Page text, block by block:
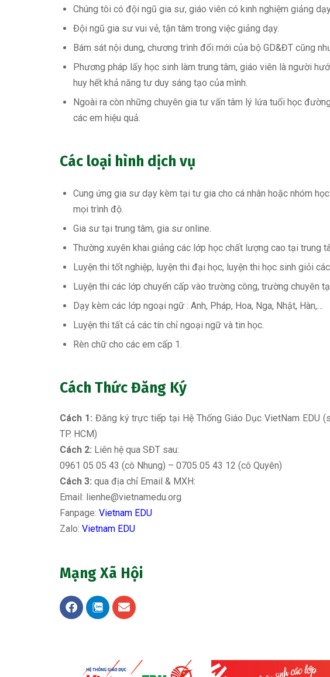
Chúng tôi có đội ngũ gia sư, giáo viên có kinh nghiệm giảng
Đội ngũ gia sư vui vẻ, tận tâm trong việc giảng dạy.
Bám sát nội dung, chương trình đổi mới của bộ GD&ĐT cũng
Phương pháp lấy học sinh làm trung tâm, giáo viên là người
huy hết khả năng tư duy sáng tạo của mình.
Ngoài ra còn những chuyên gia tư vấn tâm lý lứa tuổi học
các em hiệu quả.
Các loại hình dịch vụ
Cung ứng gia sư dạy kèm tại tư gia cho cá nhân hoặc nhóm
mọi trình độ.
Gia sư tại trung tâm, gia sư online.
Thường xuyên khai giảng các lớp học chất lượng cao tại trung
Luyện thi tốt nghiệp, luyện thi đại học, luyện thi học sinh giỏi
Luyện thi các lớp chuyển cấp vào trường công, trường chuyên
Dạy kèm các lớp ngoại ngữ : Anh, Pháp, Hoa, Nga, Nhật, Hàn,…
Luyện thi tất cả các tín chỉ ngoại ngữ và tin học.
Rèn chữ cho các em cấp 1.
Cách Thức Đăng Ký
Cách 1: Đăng ký trực tiếp tại Hệ Thống Giáo Dục VietNam EDU
TP. HCM)
Cách 2: Liên hệ qua SĐT sau:
0961 05 05 43 (cô Nhung) – 0705 05 43 12 (cô Quyên)
Cách 3: qua địa chỉ Email & MXH:
Email: lienhe@vietnamedu.org
Fanpage: Vietnam EDU
Zalo: Vietnam EDU
Mạng Xã Hội